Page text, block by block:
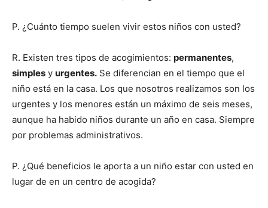
P. ¿Cuánto tiempo suelen vivir estos niños con usted?
R. Existen tres tipos de acogimientos: permanentes,
simples y urgentes. Se diferencian en el tiempo que el
niño está en la casa. Los que nosotros realizamos son los
urgentes y los menores están un máximo de seis meses,
aunque ha habido niños durante un año en casa. Siempre
por problemas administrativos.
P. ¿Qué beneficios le aporta a un niño estar con usted en
lugar de en un centro de acogida?